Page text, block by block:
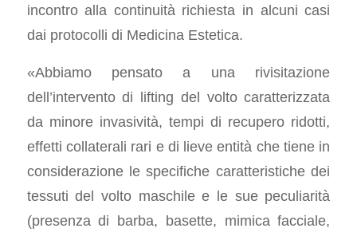
incontro alla continuità richiesta in alcuni casi
dai protocolli di Medicina Estetica.
«Abbiamo pensato a una rivisitazione
dell’intervento di lifting del volto caratterizzata
da minore invasività, tempi di recupero ridotti,
effetti collaterali rari e di lieve entità che tiene in
considerazione le specifiche caratteristiche dei
tessuti del volto maschile e le sue peculiarità
(presenza di barba, basette, mimica facciale,